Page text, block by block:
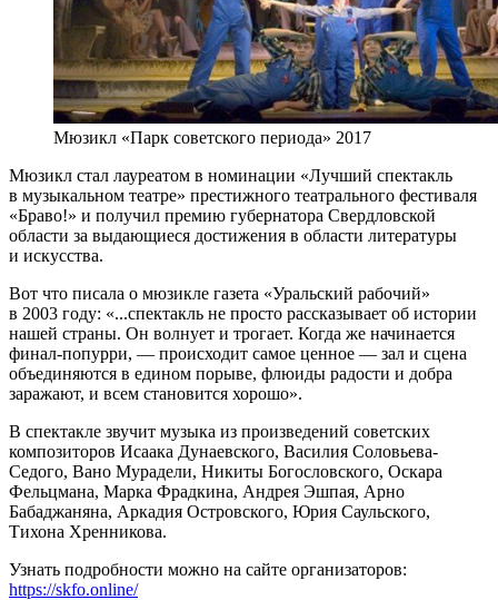
Мюзикл «Парк советского периода» 2017
Мюзикл стал лауреатом в номинации «Лучший спектакль
в музыкальном театре» престижного театрального фестиваля
«Браво!» и получил премию губернатора Свердловской
области за выдающиеся достижения в области литературы
и искусства.
Вот что писала о мюзикле газета «Уральский рабочий»
в 2003 году: «...спектакль не просто рассказывает об истории
нашей страны. Он волнует и трогает. Когда же начинается
финал-попурри, — происходит самое ценное — зал и сцена
объединяются в едином порыве, флюиды радости и добра
заражают, и всем становится хорошо».
В спектакле звучит музыка из произведений советских
композиторов Исаака Дунаевского, Василия Соловьева-
Седого, Вано Мурадели, Никиты Богословского, Оскара
Фельцмана, Марка Фрадкина, Андрея Эшпая, Арно
Бабаджаняна, Аркадия Островского, Юрия Саульского,
Тихона Хренникова.
Узнать подробности можно на сайте организаторов:
https://skfo.online/